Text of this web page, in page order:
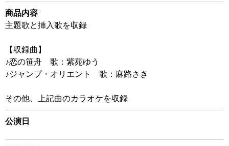
商品内容
主題歌と挿入歌を収録
【収録曲】
♪恋の笹舟 歌：紫苑ゆう
♪ジャンプ・オリエント 歌：麻路さき
その他、上記曲のカラオケを収録
公演日